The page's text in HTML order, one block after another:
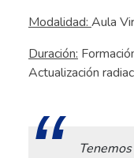
Modalidad: Aula
Duración:
Actualización